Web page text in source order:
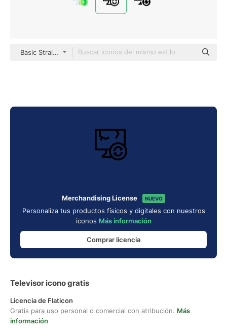
Basic Straight Lineal
Merchandising License NUEVO
Personaliza tus productos físicos y digitales con nuestros
iconos Más información
Comprar licencia
Televisor icono gratis
Licencia de Flaticon
Gratis para uso personal o comercial con atribución. Más
información